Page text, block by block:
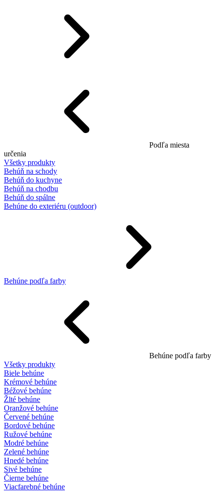
Podľa miesta
určenia
Všetky produkty
Behúň na schody
Behúň do kuchyne
Behúň na chodbu
Behúň do spálne
Behúne do exteriéru (outdoor)
Behúne podľa farby
Behúne podľa farby
Všetky produkty
Biele behúne
Krémové behúne
Béžové behúne
Žlté behúne
Oranžové behúne
Červené behúne
Bordové behúne
Ružové behúne
Modré behúne
Zelené behúne
Hnedé behúne
Sivé behúne
Čierne behúne
Viacfarebné behúne